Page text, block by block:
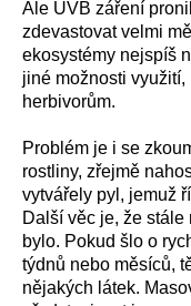
Ale UVB záření
zdevastovat velmi
ekosystémy nejspíš
jiné možnosti
herbivorům.
Problém je i se
rostliny, zřejmě
vytvářely pyl, jemuž
Další věc je, že
bylo. Pokud šlo o
týdnů nebo měsíců,
nějakých látek.